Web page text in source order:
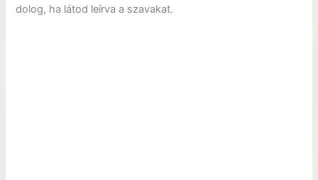
dolog, ha látod leírva a szavakat.